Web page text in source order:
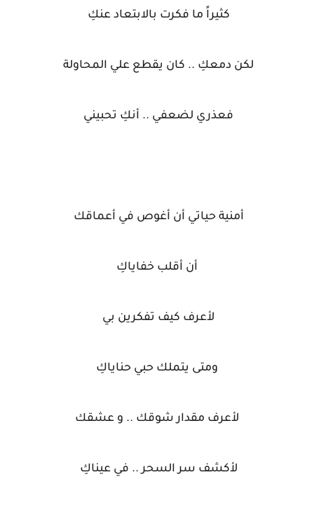
كثيراً ما فكرت بالابتعاد عنكِ
لكن دمعكِ .. كان يقطع علي المحاولة
فعذري لضعفي .. أنكِ تحبيني
أمنية حياتي أن أغوص في أعماقك
أن أقلب خفاياكِ
لأعرف كيف تفكرين بي
ومتى يتملك حبي حناياكِ
لأعرف مقدار شوقك .. و عشقك
لأكشف سر السحر .. في عيناكِ